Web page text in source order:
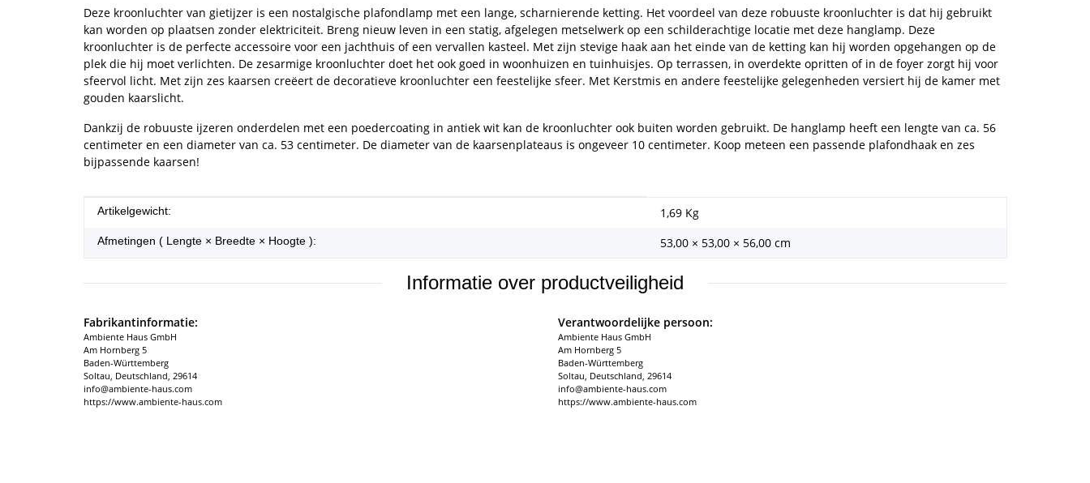
Deze kroonluchter van gietijzer is een nostalgische plafondlamp met een lange, scharnierende ketting. Het voordeel van deze robuuste kroonluchter is dat hij gebruikt
kan worden op plaatsen zonder elektriciteit. Breng nieuw leven in een statig, afgelegen metselwerk op een schilderachtige locatie met deze hanglamp. Deze
kroonluchter is de perfecte accessoire voor een jachthuis of een vervallen kasteel. Met zijn stevige haak aan het einde van de ketting kan hij worden opgehangen op de
plek die hij moet verlichten. De zesarmige kroonluchter doet het ook goed in woonhuizen en tuinhuisjes. Op terrassen, in overdekte opritten of in de foyer zorgt hij voor
sfeervol licht. Met zijn zes kaarsen creëert de decoratieve kroonluchter een feestelijke sfeer. Met Kerstmis en andere feestelijke gelegenheden versiert hij de kamer met
gouden kaarslicht.
Dankzij de robuuste ijzeren onderdelen met een poedercoating in antiek wit kan de kroonluchter ook buiten worden gebruikt. De hanglamp heeft een lengte van ca. 56
centimeter en een diameter van ca. 53 centimeter. De diameter van de kaarsenplateaus is ongeveer 10 centimeter. Koop meteen een passende plafondhaak en zes
bijpassende kaarsen!
#productDetails.itemInformation#
#productDetails.itemValue#
Artikelgewicht: 1,69 Kg
Afmetingen ( Lengte × Breedte × Hoogte ): 53,00 × 53,00 × 56,00 cm
Informatie over productveiligheid
Fabrikantinformatie:
Ambiente Haus GmbH
Am Hornberg 5
Baden-Württemberg
Soltau, Deutschland, 29614
info@ambiente-haus.com
https://www.ambiente-haus.com
Verantwoordelijke persoon:
Ambiente Haus GmbH
Am Hornberg 5
Baden-Württemberg
Soltau, Deutschland, 29614
info@ambiente-haus.com
https://www.ambiente-haus.com